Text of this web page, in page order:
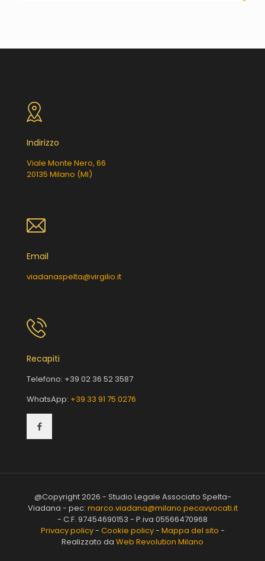
Indirizzo
Viale Monte Nero, 66
20135 Milano (MI)
Email
viadanaspelta@virgilio.it
Recapiti
Telefono: +39 02 36 52 3587
WhatsApp: +39 33 91 75 0276
@Copyright 2026 - Studio Legale Associato Spelta-
Viadana - pec: marco.viadana@milano.pecavvocati.it
- C.F. 97454690153 - P.iva 05566470968
Privacy policy- Cookie policy- Mappa del sito -
Realizzato da Web Revolution Milano